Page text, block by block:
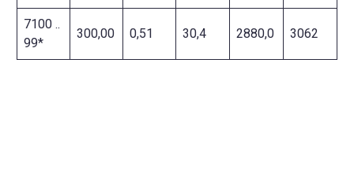
7100 ..
99*
300,00 0,51 30,4 2880,0 3062